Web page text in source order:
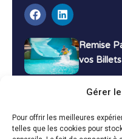
Gérer
Pour offrir les meilleures
telles que les cookies pour
Remise
vos
Bons
Vacances